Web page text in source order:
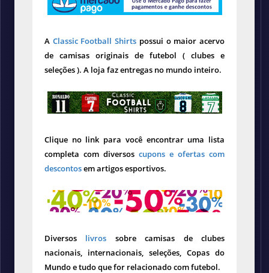
A Classic Football Shirts possui o maior acervo
de camisas originais de futebol ( clubes e
seleções ). A loja faz entregas no mundo inteiro.
Clique no link para você encontrar uma lista
completa com diversos cupons e ofertas com
descontosem artigos esportivos.
Diversos livros sobre camisas de clubes
nacionais, internacionais, seleções, Copas do
Mundo e tudo que for relacionado com futebol.